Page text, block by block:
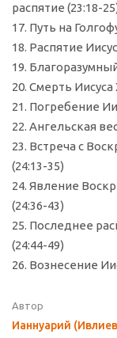
распятие (23:18-
17. Путь на
18. Распятие
19.
20. Смерть Иисуса
21. Погребение
22. Ангельская
23. Встреча с
(24:13-35)
24. Явление
(24:36-43)
25. Последнее
(24:44-49)
26. Вознесение
Автор
Ианнуарий